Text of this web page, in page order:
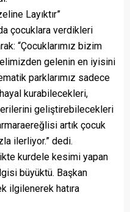
Layıktır”
çocuklara verdikleri
“Çocuklarımız bizim
gelenin en iyisini
parklarımız sadece
kurabilecekleri,
geliştirebilecekleri
artık çocuk
ilerliyor.” dedi.
kurdele kesimi yapan
büyüktü. Başkan
ilgilenerek hatıra